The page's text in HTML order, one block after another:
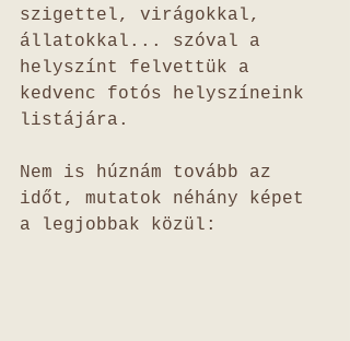
szigettel, virágokkal,
állatokkal... szóval a
helyszínt felvettük a
kedvenc fotós helyszíneink
listájára.
Nem is húznám tovább az
időt, mutatok néhány képet
a legjobbak közül: